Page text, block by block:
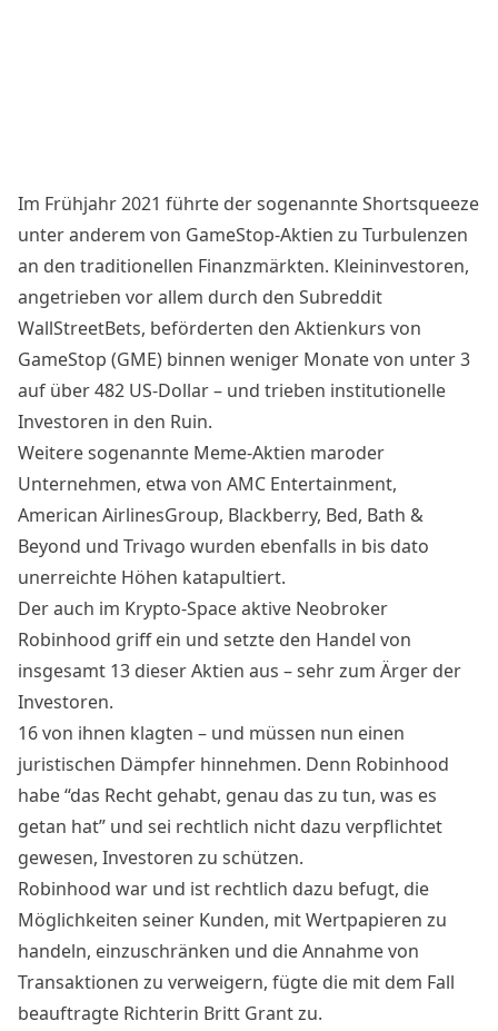
Im Frühjahr 2021 führte der sogenannte Shortsqueeze
unter anderem von GameStop-Aktien zu Turbulenzen
an den traditionellen Finanzmärkten. Kleininvestoren,
angetrieben vor allem durch den Subreddit
WallStreetBets, beförderten den Aktienkurs von
GameStop (GME) binnen weniger Monate von unter 3
auf über 482 US-Dollar – und trieben institutionelle
Investoren in den Ruin.
Weitere sogenannte Meme-Aktien maroder
Unternehmen, etwa von AMC Entertainment,
American AirlinesGroup, Blackberry, Bed, Bath &
Beyond und Trivago wurden ebenfalls in bis dato
unerreichte Höhen katapultiert.
Der auch im Krypto-Space aktive Neobroker
Robinhood griff ein und setzte den Handel von
insgesamt 13 dieser Aktien aus – sehr zum Ärger der
Investoren.
16 von ihnen klagten – und müssen nun einen
juristischen Dämpfer hinnehmen. Denn Robinhood
habe “das Recht gehabt, genau das zu tun, was es
getan hat” und sei rechtlich nicht dazu verpflichtet
gewesen, Investoren zu schützen.
Robinhood war und ist rechtlich dazu befugt, die
Möglichkeiten seiner Kunden, mit Wertpapieren zu
handeln, einzuschränken und die Annahme von
Transaktionen zu verweigern, fügte die mit dem Fall
beauftragte Richterin Britt Grant zu.